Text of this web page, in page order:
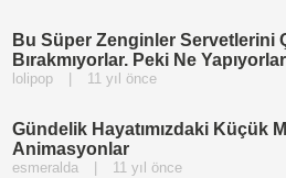
Bu Süper Zenginler Servetlerini
Bırakmıyorlar. Peki Ne
lolipop 11 yıl önce
Gündelik Hayatımızdaki Küçük
Animasyonlar
esmeralda 11 yıl önce